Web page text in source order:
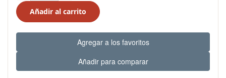
Añadir al carrito
Agregar a los favoritos
Añadir para comparar